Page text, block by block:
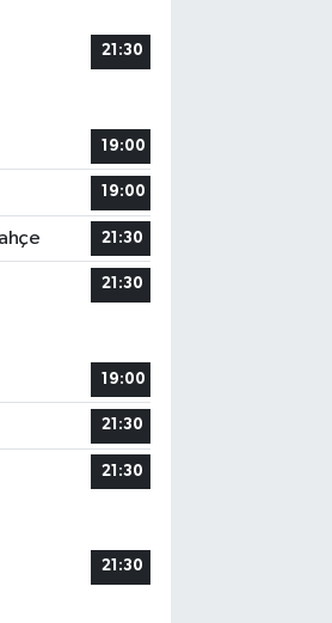
21:30
19:00
19:00
21:30
21:30
19:00
21:30
21:30
21:30